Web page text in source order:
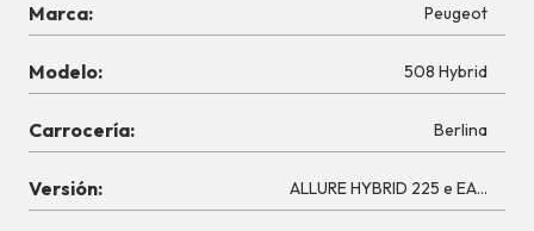
Marca: Peugeot
Modelo: 508 Hybrid
Carrocería: Berlina
Versión: ALLURE HYBRID 225 e EAT8